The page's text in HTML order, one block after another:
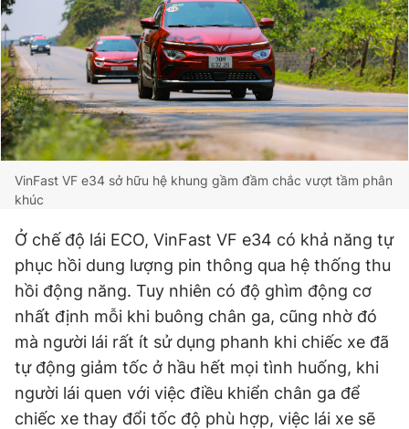
VinFast VF e34 sở hữu hệ khung gầm đầm chắc vượt tầm phân
khúc
Ở chế độ lái ECO, VinFast VF e34 có khả năng tự
phục hồi dung lượng pin thông qua hệ thống thu
hồi động năng. Tuy nhiên có độ ghìm động cơ
nhất định mỗi khi buông chân ga, cũng nhờ đó
mà người lái rất ít sử dụng phanh khi chiếc xe đã
tự động giảm tốc ở hầu hết mọi tình huống, khi
người lái quen với việc điều khiển chân ga để
chiếc xe thay đổi tốc độ phù hợp, việc lái xe sẽ